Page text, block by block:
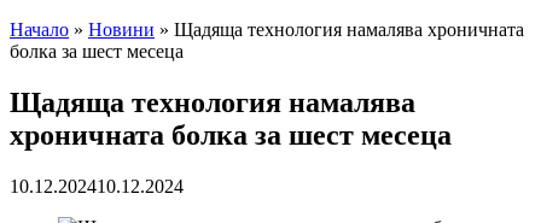
Начало » Новини » Щадяща технология намалява хроничната
болка за шест месеца
Щадяща технология намалява
хроничната болка за шест месеца
10.12.202410.12.2024